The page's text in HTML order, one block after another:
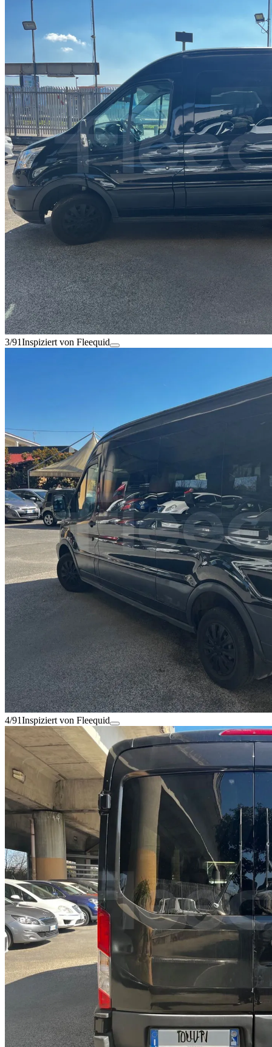
3/91Inspiziert von Fleequid
4/91Inspiziert von Fleequid